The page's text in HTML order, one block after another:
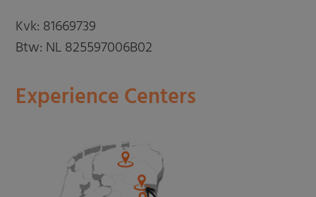
Kvk: 81669739
Btw: NL 825597006B02
Experience Centers